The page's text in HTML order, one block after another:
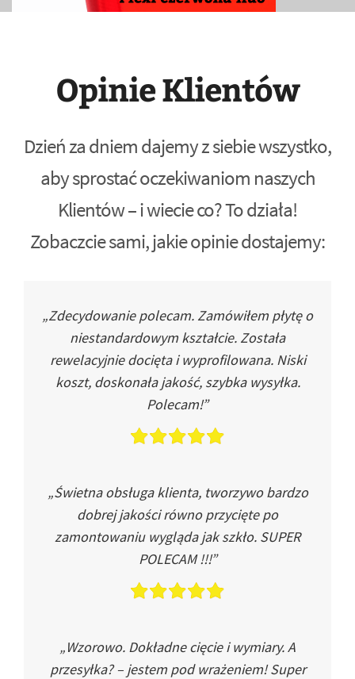
Opinie Klientów
Dzień za dniem dajemy z siebie wszystko,
aby sprostać oczekiwaniom naszych
Klientów – i wiecie co? To działa!
Zobaczcie sami, jakie opinie dostajemy:
„Zdecydowanie polecam. Zamówiłem płytę o
niestandardowym kształcie. Została
rewelacyjnie docięta i wyprofilowana. Niski
koszt, doskonała jakość, szybka wysyłka.
Polecam!”
„Świetna obsługa klienta, tworzywo bardzo
dobrej jakości równo przycięte po
zamontowaniu wygląda jak szkło. SUPER
POLECAM !!!”
„Wzorowo. Dokładne cięcie i wymiary. A
przesyłka? – jestem pod wrażeniem! Super